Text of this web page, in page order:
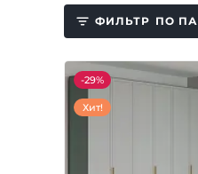
ФИЛЬТР ПО
-29%
Хит!